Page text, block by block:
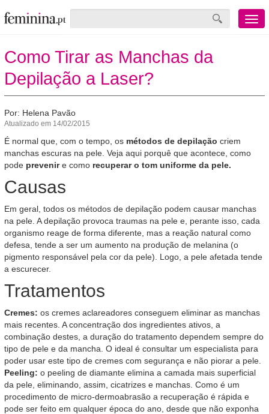
Menu
mobile
Como Tirar as Manchas da
Depilação a Laser?
Por: Helena Pavão
Atualizado em 14/02/2015
É normal que, com o tempo, os métodos de depilação criem
manchas escuras na pele. Veja aqui porquê que acontece, como
pode prevenire como recuperar o tom uniforme da pele.
Causas
Em geral, todos os métodos de depilação podem causar manchas
na pele. A depilação provoca traumas na pele e, perante isso, cada
organismo reage de forma diferente, mas a reação natural como
defesa, tende a ser um aumento na produção de melanina (o
pigmento responsável pela cor da pele). Logo, a pele afetada tende
a escurecer.
Tratamentos
Cremes: os cremes aclareadores conseguem eliminar as manchas
mais recentes. A concentração dos ingredientes ativos, a
combinação destes, a duração do tratamento dependem sempre do
tipo de pele e da mancha. O ideal é consultar um especialista para
poder usar este tipo de cremes com segurança e não piorar a pele.
Peeling: o peeling de diamante elimina a camada mais superficial
da pele, eliminando, assim, cicatrizes e manchas. Como é um
procedimento de micro-dermoabrasão a recuperação é rápida e
pode ser feito em qualquer época do ano, desde que não exponha